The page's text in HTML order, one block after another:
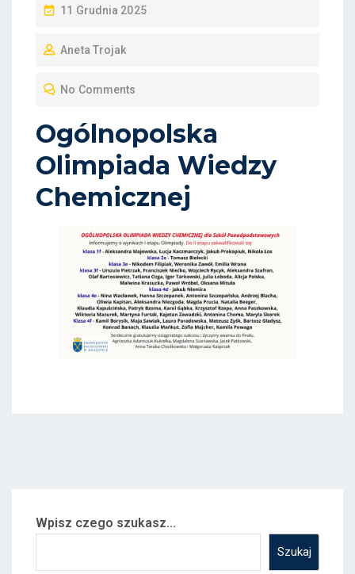
P
S
O
11 Grudnia 2025
Aneta Trojak
No Comments
Ogólnopolska
Olimpiada Wiedzy
Chemicznej
Wpisz czego szukasz...
Szukaj